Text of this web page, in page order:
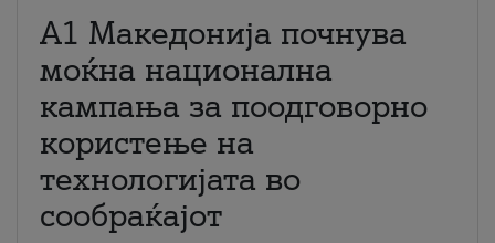
A1 Македонија почнува
моќна национална
кампања за поодговорно
користење на
технологијата во
сообраќајот